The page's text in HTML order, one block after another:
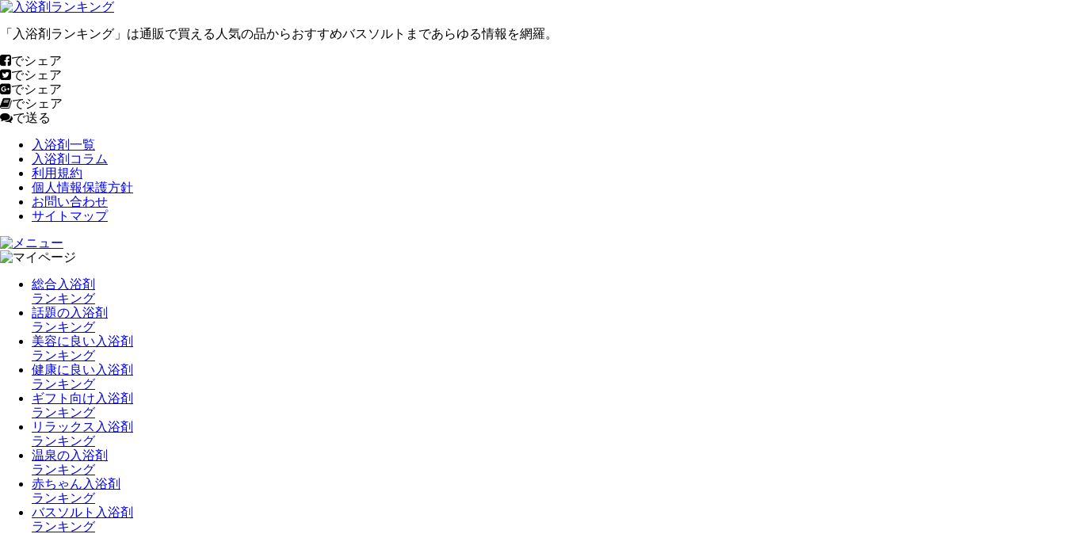
「入浴剤ランキング」は通販で買える人気の品からおすすめバスソルトまであらゆる情報を網羅。
でシェア
でシェア
でシェア
でシェア
で送る
入浴剤一覧
入浴剤コラム
利用規約
個人情報保護方針
お問い合わせ
サイトマップ
総合入浴剤
ランキング
話題の入浴剤
ランキング
美容に良い入浴剤
ランキング
健康に良い入浴剤
ランキング
ギフト向け入浴剤
ランキング
リラックス入浴剤
ランキング
温泉の入浴剤
ランキング
赤ちゃん入浴剤
ランキング
バスソルト入浴剤
ランキング